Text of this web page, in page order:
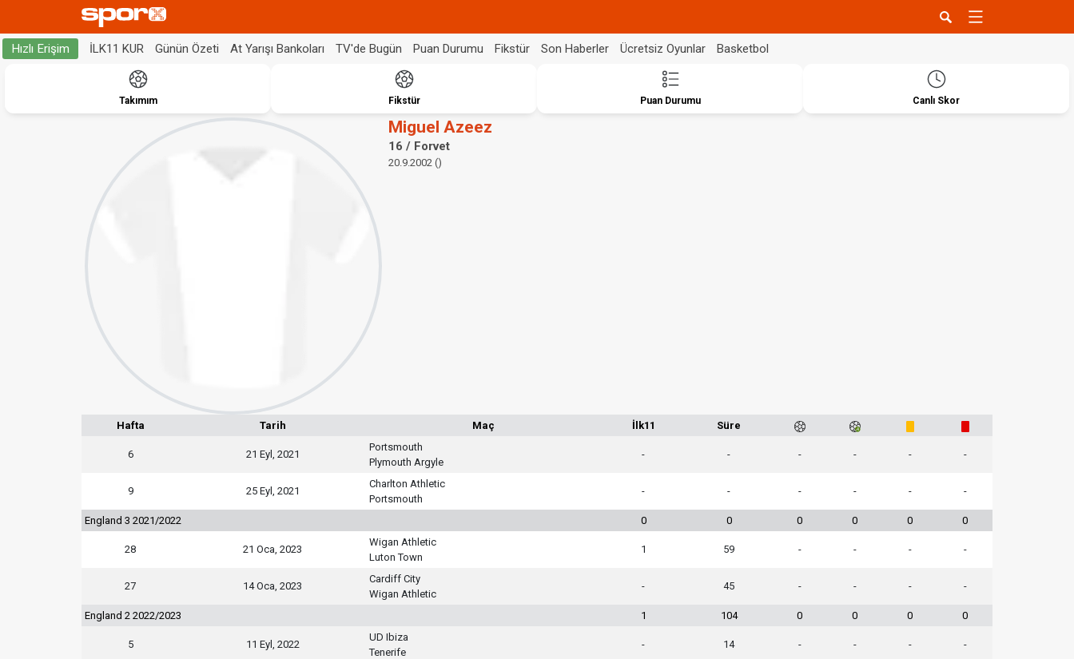
Hızlı Erişim İLK11 KUR Günün Özeti At Yarışı Bankoları TV'de Bugün Puan Durumu Fikstür Son Haberler Ücretsiz Oyunlar Basketbol
Takımım Fikstür Puan Durumu Canlı Skor
Miguel Azeez
16 / Forvet
20.9.2002 ()
Hafta Tarih Maç İlk11 Süre
6 21 Eyl, 2021
Portsmouth
Plymouth Argyle
- - - - - -
9 25 Eyl, 2021
Charlton Athletic
Portsmouth
- - - - - -
England 3 2021/2022 0 0 0 0 0 0
28 21 Oca, 2023
Wigan Athletic
Luton Town
1 59 - - - -
27 14 Oca, 2023
Cardiff City
Wigan Athletic
- 45 - - - -
England 2 2022/2023 1 104 0 0 0 0
5 11 Eyl, 2022
UD Ibiza
Tenerife
- 14 - - - -